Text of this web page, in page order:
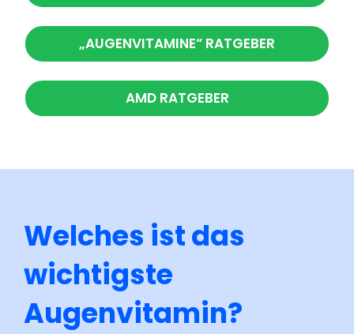
„AUGENVITAMINE“ RATGEBER
AMD RATGEBER
Welches ist das
wichtigste
Augenvitamin?